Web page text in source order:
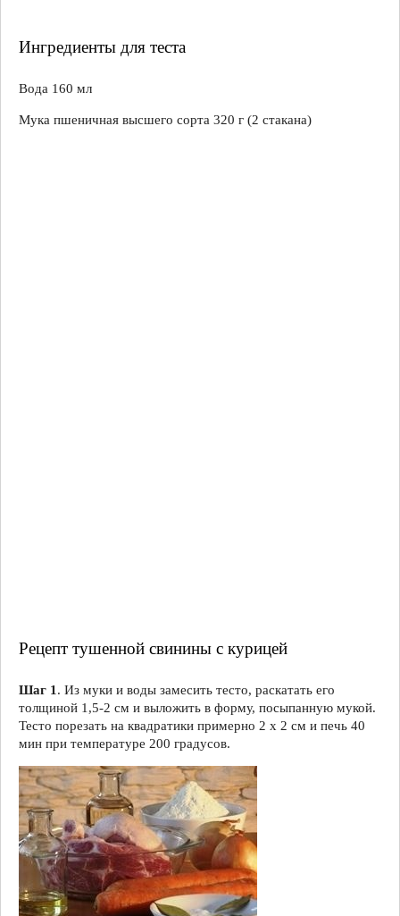
Ингредиенты для теста
Вода 160 мл
Мука пшеничная высшего сорта 320 г (2 стакана)
Рецепт тушенной свинины с курицей
Шаг 1 . Из муки и воды замесить тесто, раскатать его
толщиной 1,5-2 см и выложить в форму, посыпанную мукой.
Тесто порезать на квадратики примерно 2 х 2 см и печь 40
мин при температуре 200 градусов.